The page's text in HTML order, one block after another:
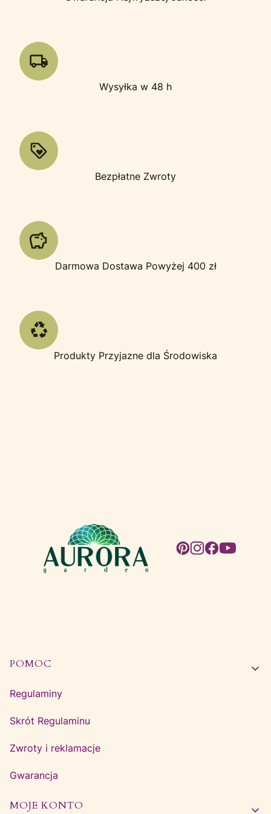
Wysyłka w 48 h
Bezpłatne Zwroty
Darmowa Dostawa Powyżej 400 zł
Produkty Przyjazne dla Środowiska
Linki w stopce
POMOC
Regulaminy
Skrót Regulaminu
Zwroty i reklamacje
Gwarancja
MOJE KONTO